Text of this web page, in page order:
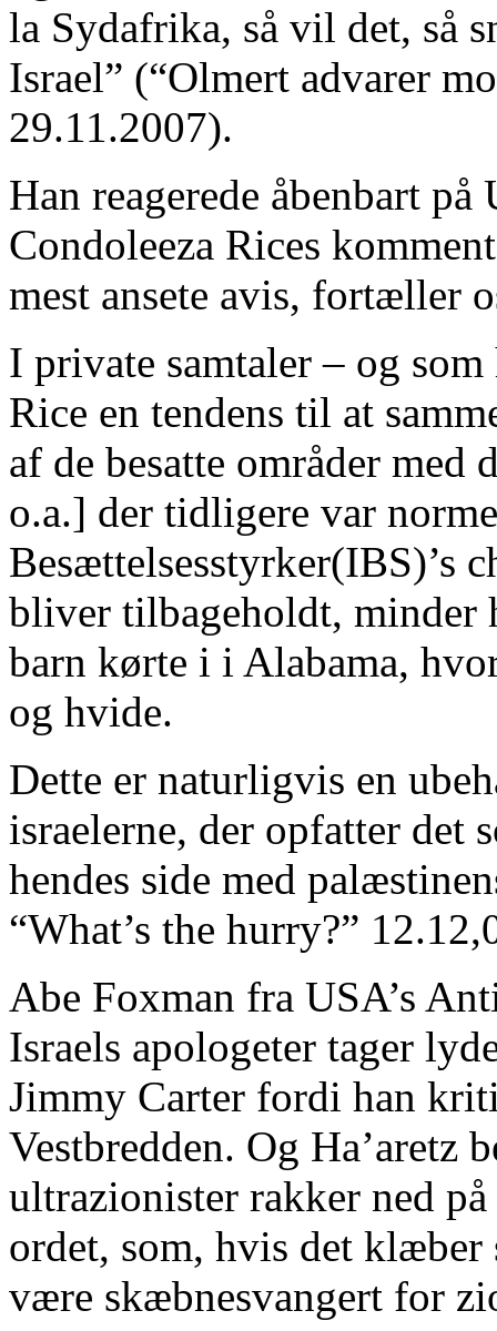
la Sydafrika, så vil det, så
Israel” (“Olmert advarer
29.11.2007).
Han reagerede åbenbart
Condoleeza Rices
mest ansete avis, fortæller
I private samtaler – og
Rice en tendens til at
af de besatte områder med
o.a.] der tidligere var
Besættelsesstyrker(IBS)’s
bliver tilbageholdt, minder
barn kørte i i Alabama,
og hvide.
Dette er naturligvis en
israelerne, der opfatter det
hendes side med
“What’s the hurry?”
Abe Foxman fra USA’s
Israels apologeter tager
Jimmy Carter fordi han
Vestbredden. Og Ha’aretz
ultrazionister rakker ned
ordet, som, hvis det
være skæbnesvangert for